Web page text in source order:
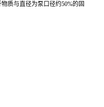
质与直径为泵口径约50%的固